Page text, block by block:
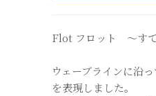
Flot フロット ～す
ウェーブラインに沿
を表現しました。